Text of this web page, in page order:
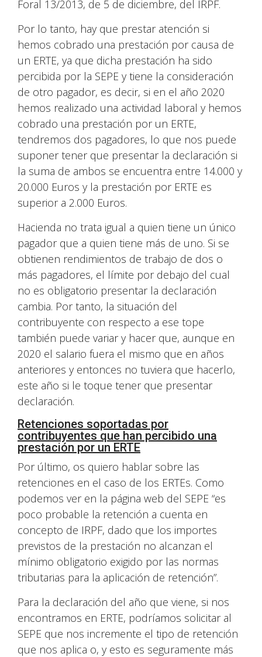
Foral 13/2013, de 5 de diciembre, del IRPF.
Por lo tanto, hay que prestar atención si
hemos cobrado una prestación por causa de
un ERTE, ya que dicha prestación ha sido
percibida por la SEPE y tiene la consideración
de otro pagador, es decir, si en el año 2020
hemos realizado una actividad laboral y hemos
cobrado una prestación por un ERTE,
tendremos dos pagadores, lo que nos puede
suponer tener que presentar la declaración si
la suma de ambos se encuentra entre 14.000 y
20.000 Euros y la prestación por ERTE es
superior a 2.000 Euros.
Hacienda no trata igual a quien tiene un único
pagador que a quien tiene más de uno. Si se
obtienen rendimientos de trabajo de dos o
más pagadores, el límite por debajo del cual
no es obligatorio presentar la declaración
cambia. Por tanto, la situación del
contribuyente con respecto a ese tope
también puede variar y hacer que, aunque en
2020 el salario fuera el mismo que en años
anteriores y entonces no tuviera que hacerlo,
este año si le toque tener que presentar
declaración.
Retenciones soportadas por
contribuyentes que han percibido una
prestación por un ERTE
Por último, os quiero hablar sobre las
retenciones en el caso de los ERTEs. Como
podemos ver en la página web del SEPE “es
poco probable la retención a cuenta en
concepto de IRPF, dado que los importes
previstos de la prestación no alcanzan el
mínimo obligatorio exigido por las normas
tributarias para la aplicación de retención”.
Para la declaración del año que viene, si nos
encontramos en ERTE, podríamos solicitar al
SEPE que nos incremente el tipo de retención
que nos aplica o, y esto es seguramente más